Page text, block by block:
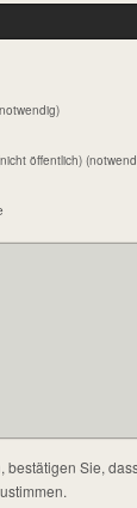
öffentlich)
bestätigen Sie,